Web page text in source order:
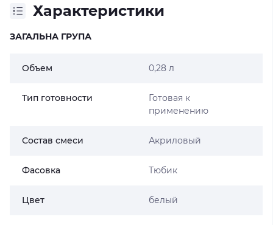
Характеристики
ЗАГАЛЬНА ГРУПА
Объем 0,28 л
Тип готовности
Готовая к
применению
Состав смеси Акриловый
Фасовка Тюбик
Цвет белый